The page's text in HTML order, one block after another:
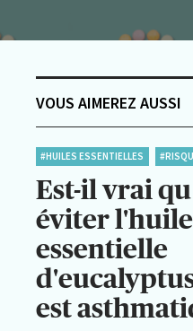
VOUS AIMEREZ AUSSI
#HUILES ESSENTIELLES
Est-il vrai
éviter l'huile
essentielle
est